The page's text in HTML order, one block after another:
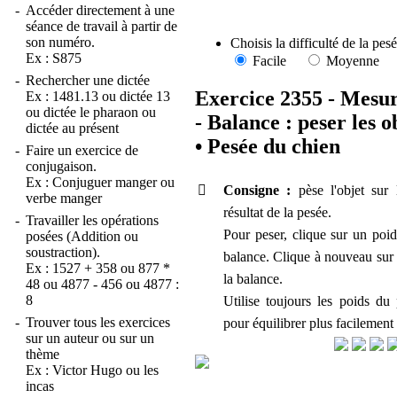
- Accéder directement à une
séance de travail à partir de
son numéro.
Ex : S875
- Rechercher une dictée
Ex : 1481.13 ou dictée 13
ou dictée le pharaon ou
dictée au présent
- Faire un exercice de
conjugaison.
Ex : Conjuguer mangerou
verbe manger
- Travailler les opérations
posées (Addition ou
soustraction).
Ex : 1527 + 358 ou 877 *
48 ou 4877 - 456 ou 4877 :
8
- Trouver tous les exercices
sur un auteur ou sur un
thème
Ex : Victor Hugo ou les
incas
Choisis la difficulté de la
Facile
Moyenne
Exercice 2355 -
- Balance : peser les
• Pesée du chien
 Consigne : pèse l'objet sur
résultat de la pesée.
Pour peser, clique sur un
balance. Clique à nouveau
la balance.
Utilise toujours les poids
pour équilibrer plus facilement